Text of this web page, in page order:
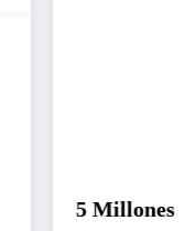
5 Millones